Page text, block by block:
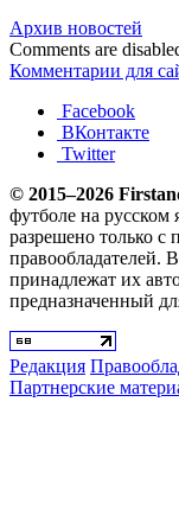
Архив новостей
Comments are
Комментарии для
Facebook
ВКонтакте
Twitter
© 2015–2026
футболе на русском
разрешено только с
правообладателей.
принадлежат их
предназначенный
Редакция
Партнерские